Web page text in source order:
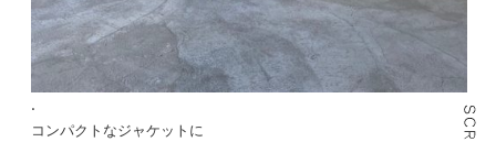
.
コンパクトなジャケットに